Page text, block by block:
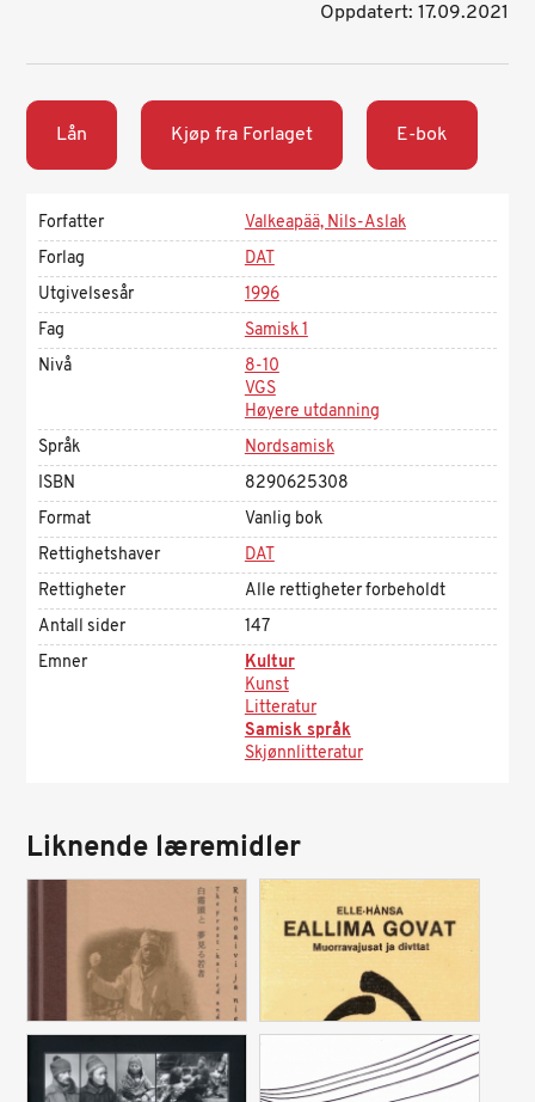
Oppdatert: 17.09.2021
Lån Kjøp fra Forlaget E-bok
Forfatter
Valkeapää, Nils-Aslak
Forlag
DAT
Utgivelsesår
1996
Fag
Samisk 1
Nivå
8-10
VGS
Høyere utdanning
Språk
Nordsamisk
ISBN
8290625308
Format
Vanlig bok
Rettighetshaver
DAT
Rettigheter
Alle rettigheter forbeholdt
Antall sider
147
Emner
Kultur
Kunst
Litteratur
Samisk språk
Skjønnlitteratur
Liknende læremidler